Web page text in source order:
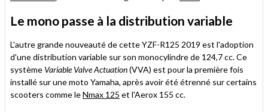
Le mono passe à la distribution variable
L'autre grande nouveauté de cette YZF-R125 2019 est l'adoption
d'une distribution variable sur son monocylindre de 124,7 cc. Ce
système Variable Valve Actuation(VVA) est pour la première fois
installé sur une moto Yamaha, après avoir été étrenné sur certains
scooters comme leNmax 125 et l'Aerox 155 cc.